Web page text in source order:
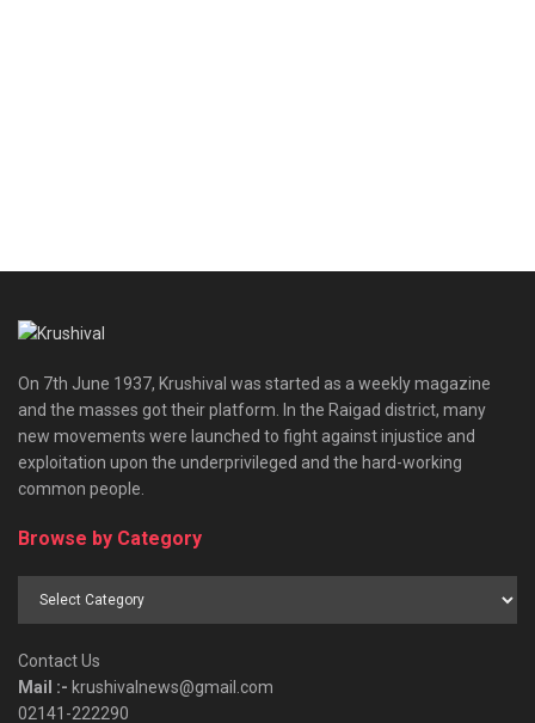
On 7th June 1937, Krushival was started as a weekly magazine
and the masses got their platform. In the Raigad district, many
new movements were launched to fight against injustice and
exploitation upon the underprivileged and the hard-working
common people.
Browse by Category
Contact Us
Mail :- krushivalnews@gmail.com
02141-222290